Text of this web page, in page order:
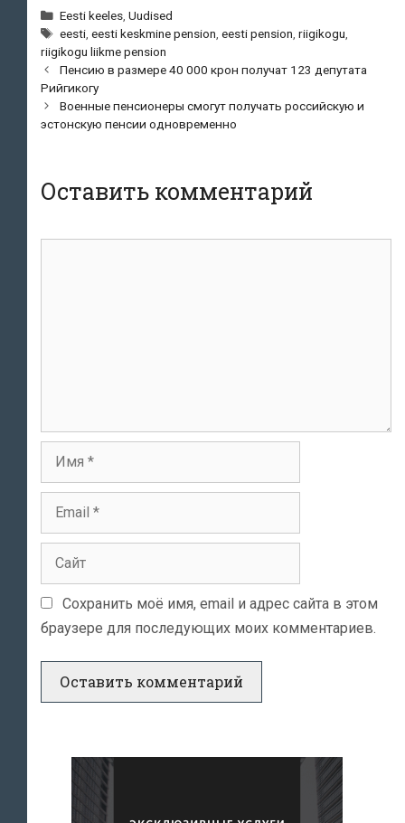
Рубрики
Eesti keeles ,Uudised
Метки
eesti ,eesti keskmine pension ,eesti pension ,riigikogu
riigikogu liikme pension
Навигация
по
записям
Пенсию в размере 40 000 крон получат 123 депутата
Рийгикогу
Военные пенсионеры смогут получать российскую и
эстонскую пенсии одновременно
Оставить комментарий
Сохранить моё имя, email и адрес сайта в этом
браузере для последующих моих комментариев.